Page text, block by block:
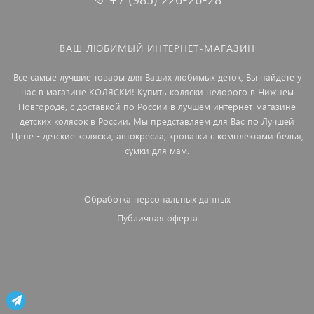
ВАШ ЛЮБИМЫЙ ИНТЕРНЕТ-МАГАЗИН
Все самые лучшие товары для Ваших любимых деток, Вы найдете у
нас в магазине КОЛЯСКИ! Купить коляски недорого в Нижнем
Новгороде, с доставкой по России в лучшем интернет-магазине
детских колясок в России. Мы представляем для Вас по Лучшей
Цене - детские коляски, автокресла, кроватки с комплектами белья,
сумки для мам.
Обработка персональных данных
Публичная оферта